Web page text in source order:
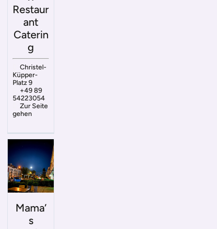
Restaur
ant
Caterin
g
Christel-
Küpper-
Platz 9
+49 89
54223054
Zur Seite
gehen
Mama’
s